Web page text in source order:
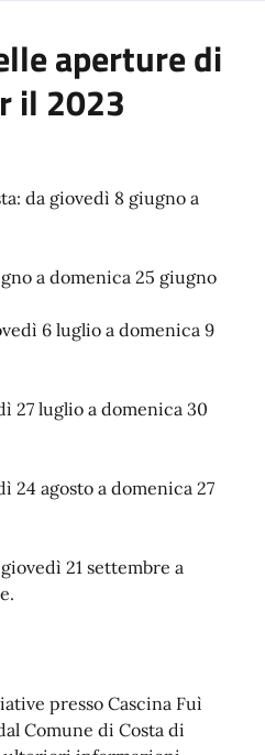
aperture di
il 2023
da giovedì 8 giugno a
a domenica 25 giugno
6 luglio a domenica 9
27 luglio a domenica 30
24 agosto a domenica 27
21 settembre a
presso Cascina Fuì
Comune di Costa di